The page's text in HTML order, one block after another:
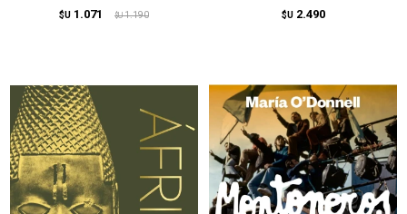
$U 1.071 $U 1.190 $U 2.490